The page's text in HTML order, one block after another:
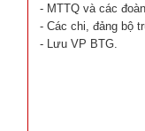
- MTTQ và các
- Các chi, đảng bộ
- Lưu VP BTG.